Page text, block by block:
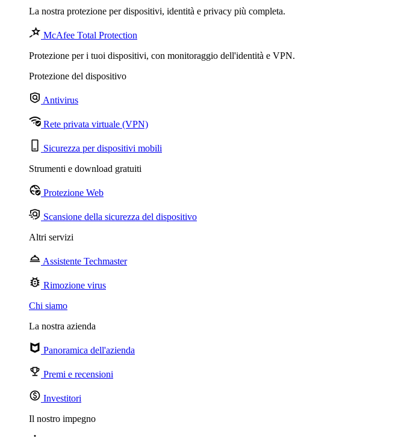
La nostra protezione per dispositivi, identità e privacy più completa.
McAfee Total Protection
Protezione per i tuoi dispositivi, con monitoraggio dell'identità e VPN.
Protezione del dispositivo
Antivirus
Rete privata virtuale (VPN)
Sicurezza per dispositivi mobili
Strumenti e download gratuiti
Protezione Web
Scansione della sicurezza del dispositivo
Altri servizi
Assistente Techmaster
Rimozione virus
Chi siamo
La nostra azienda
Panoramica dell'azienda
Premi e recensioni
Investitori
Il nostro impegno